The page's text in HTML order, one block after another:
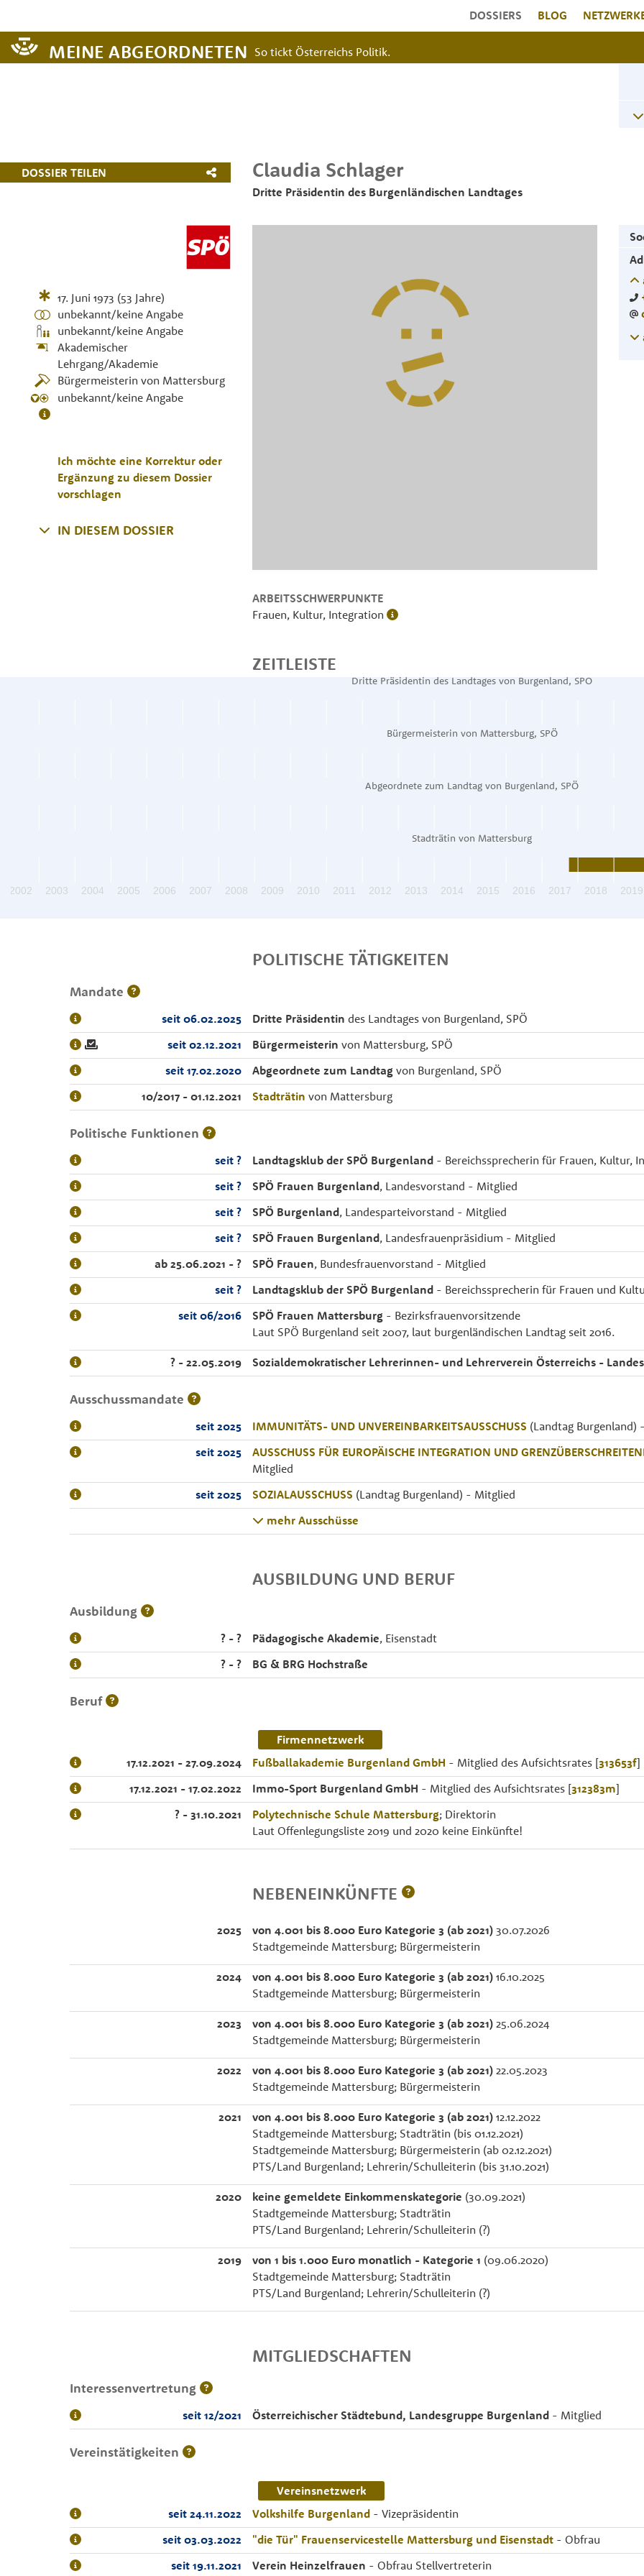
DOSSIERS BLOG
MEINE ABGEORDNETEN So tickt Österreichs Politik.
DOSSIER TEILEN Claudia Schlager
Dritte Präsidentin des Burgenländischen Landtages
17. Juni 1973 (53 Jahre)
unbekannt/keine Angabe
unbekannt/keine Angabe
Akademischer
Lehrgang/Akademie
Bürgermeisterin von Mattersburg
unbekannt/keine Angabe
Ich möchte eine Korrektur oder
Ergänzung zu diesem Dossier
vorschlagen
IN DIESEM DOSSIER
ARBEITSSCHWERPUNKTE
Frauen, Kultur, Integration
ZEITLEISTE
Dritte Präsidentin des Landtages von Burgenland, SPÖ
Bürgermeisterin von Mattersburg, SPÖ
Abgeordnete zum Landtag von Burgenland, SPÖ
Stadträtin von Mattersburg
2002 2003 2004 2005 2006 2007 2008 2009 2010 2011 2012 2013 2014 2015 2016 2017 2018 2019
POLITISCHE TÄTIGKEITEN
Mandate
seit 06.02.2025 Dritte Präsidentin des Landtages von Burgenland, SPÖ
seit 02.12.2021
Bürgermeisterin von Mattersburg, SPÖ
seit 17.02.2020
Abgeordnete zum Landtag von Burgenland, SPÖ
10/2017 - 01.12.2021
Stadträtin von Mattersburg
Politische Funktionen
seit ? Landtagsklub der SPÖ Burgenland - Bereichssprecherin für Frauen, Kultur,
seit ?
SPÖ Frauen Burgenland, Landesvorstand - Mitglied
seit ?
SPÖ Burgenland, Landesparteivorstand - Mitglied
seit ?
SPÖ Frauen Burgenland, Landesfrauenpräsidium - Mitglied
ab 25.06.2021 - ?
SPÖ Frauen, Bundesfrauenvorstand - Mitglied
seit ?
Landtagsklub der SPÖ Burgenland - Bereichssprecherin für Frauen und
seit 06/2016
SPÖ Frauen Mattersburg - Bezirksfrauenvorsitzende
Laut SPÖ Burgenland seit 2007, laut burgenländischen Landtag seit 2016.
? - 22.05.2019 Sozialdemokratischer Lehrerinnen- und Lehrerverein Österreichs -
Ausschussmandate
seit 2025 IMMUNITÄTS- UND UNVEREINBARKEITSAUSSCHUSS (Landtag Burgenland)
seit 2025
AUSSCHUSS FÜR EUROPÄISCHE INTEGRATION UND
Mitglied
seit 2025
SOZIALAUSSCHUSS (Landtag Burgenland) - Mitglied
mehr Ausschüsse
AUSBILDUNG UND BERUF
Ausbildung
? - ? Pädagogische Akademie, Eisenstadt
? - ?
BG & BRG Hochstraße
Beruf
Firmennetzwerk
17.12.2021 - 27.09.2024
Fußballakademie Burgenland GmbH - Mitglied des Aufsichtsrates [313653f]
17.12.2021 - 17.02.2022
Immo-Sport Burgenland GmbH - Mitglied des Aufsichtsrates [312383m]
? - 31.10.2021
Polytechnische Schule Mattersburg; Direktorin
Laut Offenlegungsliste 2019 und 2020 keine Einkünfte!
NEBENEINKÜNFTE
2025 von 4.001 bis 8.000 Euro Kategorie 3 (ab 2021) 30.07.2026
Stadtgemeinde Mattersburg; Bürgermeisterin
2024 von 4.001 bis 8.000 Euro Kategorie 3 (ab 2021) 16.10.2025
Stadtgemeinde Mattersburg; Bürgermeisterin
2023 von 4.001 bis 8.000 Euro Kategorie 3 (ab 2021) 25.06.2024
Stadtgemeinde Mattersburg; Bürgermeisterin
2022 von 4.001 bis 8.000 Euro Kategorie 3 (ab 2021) 22.05.2023
Stadtgemeinde Mattersburg; Bürgermeisterin
2021 von 4.001 bis 8.000 Euro Kategorie 3 (ab 2021) 12.12.2022
Stadtgemeinde Mattersburg; Stadträtin (bis 01.12.2021)
Stadtgemeinde Mattersburg; Bürgermeisterin (ab 02.12.2021)
PTS/Land Burgenland; Lehrerin/Schulleiterin (bis 31.10.2021)
2020 keine gemeldete Einkommenskategorie (30.09.2021)
Stadtgemeinde Mattersburg; Stadträtin
PTS/Land Burgenland; Lehrerin/Schulleiterin (?)
2019 von 1 bis 1.000 Euro monatlich - Kategorie 1 (09.06.2020)
Stadtgemeinde Mattersburg; Stadträtin
PTS/Land Burgenland; Lehrerin/Schulleiterin (?)
MITGLIEDSCHAFTEN
Interessenvertretung
seit 12/2021 Österreichischer Städtebund, Landesgruppe Burgenland - Mitglied
Vereinstätigkeiten
Vereinsnetzwerk
seit 24.11.2022
Volkshilfe Burgenland - Vizepräsidentin
seit 03.03.2022
"die Tür" Frauenservicestelle Mattersburg und Eisenstadt - Obfrau
seit 19.11.2021
Verein Heinzelfrauen - Obfrau Stellvertreterin